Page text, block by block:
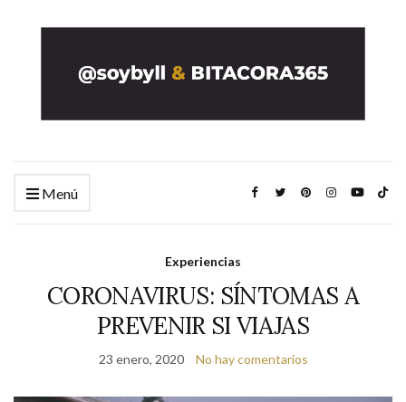
Menú
Experiencias
CORONAVIRUS: SÍNTOMAS A
PREVENIR SI VIAJAS
23 enero, 2020 No hay comentarios